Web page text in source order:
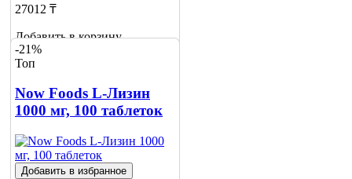
27012 ₸
Добавить в корзину
6
-21%
Топ
Now Foods L-Лизин
1000 мг, 100 таблеток
Добавить в избранное